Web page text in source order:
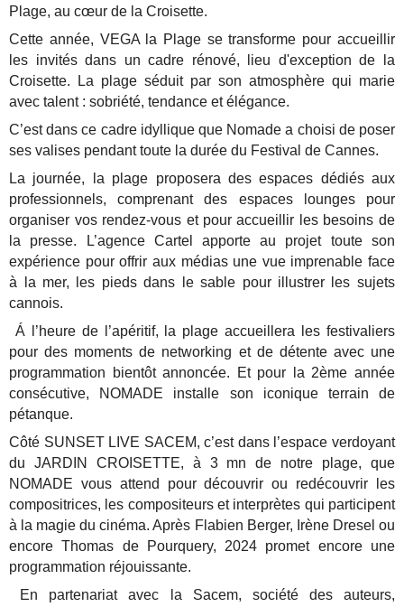
Plage, au cœur de la Croisette.
Cette année, VEGA la Plage se transforme pour accueillir
les invités dans un cadre rénové, lieu d'exception de la
Croisette. La plage séduit par son atmosphère qui marie
avec talent : sobriété, tendance et élégance.
C’est dans ce cadre idyllique que Nomade a choisi de poser
ses valises pendant toute la durée du Festival de Cannes.
La journée, la plage proposera des espaces dédiés aux
professionnels, comprenant des espaces lounges pour
organiser vos rendez-vous et pour accueillir les besoins de
la presse. L’agence Cartel apporte au projet toute son
expérience pour offrir aux médias une vue imprenable face
à la mer, les pieds dans le sable pour illustrer les sujets
cannois.
Á l’heure de l’apéritif, la plage accueillera les festivaliers
pour des moments de networking et de détente avec une
programmation bientôt annoncée. Et pour la 2ème année
consécutive, NOMADE installe son iconique terrain de
pétanque.
Côté SUNSET LIVE SACEM, c’est dans l’espace verdoyant
du JARDIN CROISETTE, à 3 mn de notre plage, que
NOMADE vous attend pour découvrir ou redécouvrir les
compositrices, les compositeurs et interprètes qui participent
à la magie du cinéma. Après Flabien Berger, Irène Dresel ou
encore Thomas de Pourquery, 2024 promet encore une
programmation réjouissante.
En partenariat avec la Sacem, société des auteurs,